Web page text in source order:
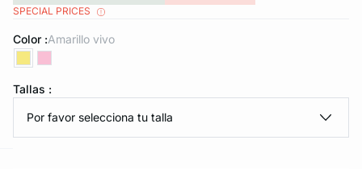
DE PANTIES
SPECIAL PRICES
Color : amarillo vivo
Tallas :
Por favor selecciona tu talla